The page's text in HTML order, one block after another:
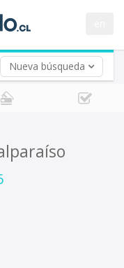
Nueva búsqueda